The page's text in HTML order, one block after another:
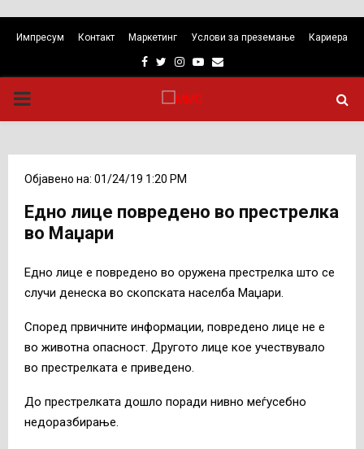
Импресум Контакт Маркетинг Услови за преземање Кариера
Facebook
TwitterInstagram
Youtube
Email
PRIMARY
Објавено на: 01/24/19 1:20 PM
Едно лице повредено во престрелка
во Маџари
Едно лице е повредено во оружена престрелка што се
случи денеска во скопската населба Маџари.
Според првичните информации, повредено лице не е
во животна опасност. Другото лице кое учествувало
во престрелката е приведено.
До престрелката дошло поради нивно меѓусебно
недоразбирање.